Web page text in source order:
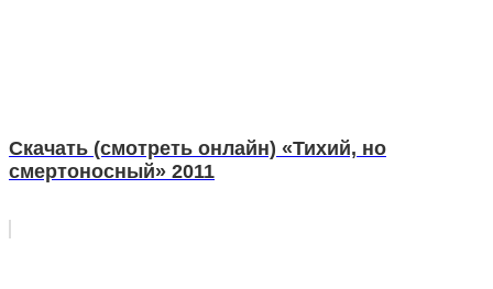
Скачать (смотреть онлайн) «Тихий, но
смертоносный» 2011